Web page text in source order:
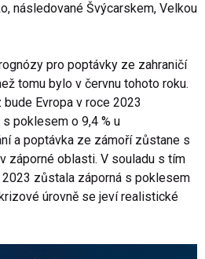
následované Švýcarskem, Velkou
pro poptávky ze zahraničí
tomu bylo v červnu tohoto roku.
Evropa v roce 2023
poklesem o 9,4 % u
a poptávka ze zámoří zůstane s
záporné oblasti. V souladu s tím
zůstala záporná s poklesem
úrovně se jeví realistické